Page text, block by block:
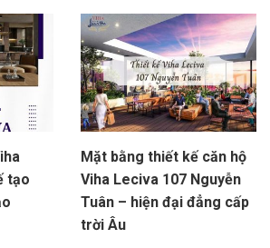
tạo
Mặt bằng thiết kế căn hộ
Viha Leciva 107 Nguyễn
Tuân – hiện đại đẳng cấp
trời Âu